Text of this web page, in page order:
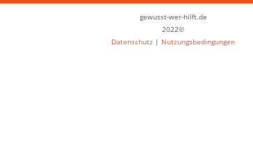
gewusst-wer-hilft.de
2022©
Datenschutz | Nutzungsbedingungen